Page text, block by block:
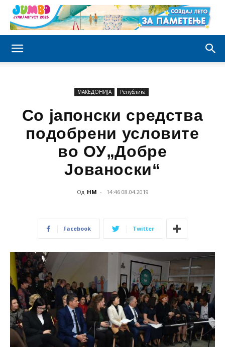
МАКЕДОНИЈА Република
Со јапонски средства
подобрени условите
во ОУ„Добре
Јованоски“
Од НМ - 14:46 08.04.2019
Facebook Twitter